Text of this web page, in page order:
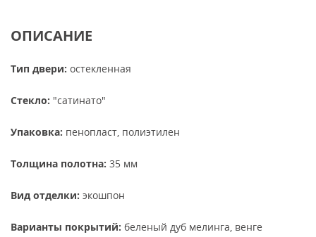
ОПИСАНИЕ
Тип двери: остекленная
Стекло: "сатинато"
Упаковка: пенопласт, полиэтилен
Толщина полотна: 35 мм
Вид отделки: экошпон
Варианты покрытий: беленый дуб мелинга, венге